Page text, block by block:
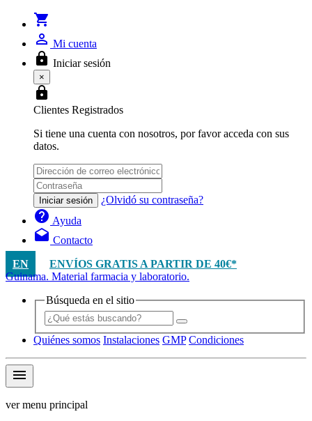
shopping_cart
person_outline Mi cuenta
lock Iniciar sesión
×
lock
Clientes Registrados
Si tiene una cuenta con nosotros, por favor acceda con sus
datos.
Iniciar sesión ¿Olvidó su contraseña?
help Ayuda
drafts Contacto
EN
ENVÍOS GRATIS A PARTIR DE 40€*
Guinama. Material farmacia y laboratorio.
Búsqueda en el sitio
Quiénes somos Instalaciones GMP Condiciones
menu
ver menu principal